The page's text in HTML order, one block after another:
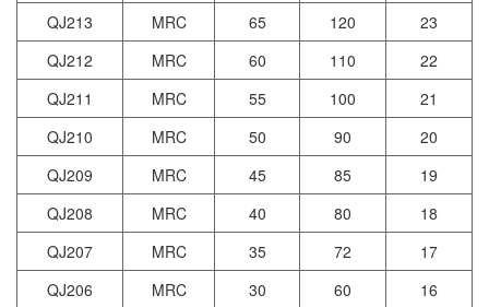
QJ213
MRC 65 120
23
QJ212
MRC 60 110
22
QJ211
MRC 55 100
21
QJ210
MRC 50 90
20
QJ209
MRC 45 85
19
QJ208
MRC 40 80
18
QJ207
MRC 35 72
17
QJ206
MRC 30 60
16